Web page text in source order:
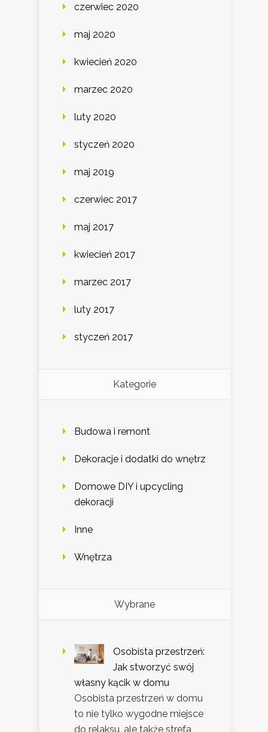
czerwiec 2020
maj 2020
kwiecień 2020
marzec 2020
luty 2020
styczeń 2020
maj 2019
czerwiec 2017
maj 2017
kwiecień 2017
marzec 2017
luty 2017
styczeń 2017
Kategorie
Budowa i remont
Dekoracje i dodatki do wnętrz
Domowe DIY i upcycling
dekoracji
Inne
Wnętrza
Wybrane
Osobista przestrzeń:
Jak stworzyć swój
własny kącik w domu
Osobista przestrzeń w domu
to nie tylko wygodne miejsce
do relaksu, ale także strefa,